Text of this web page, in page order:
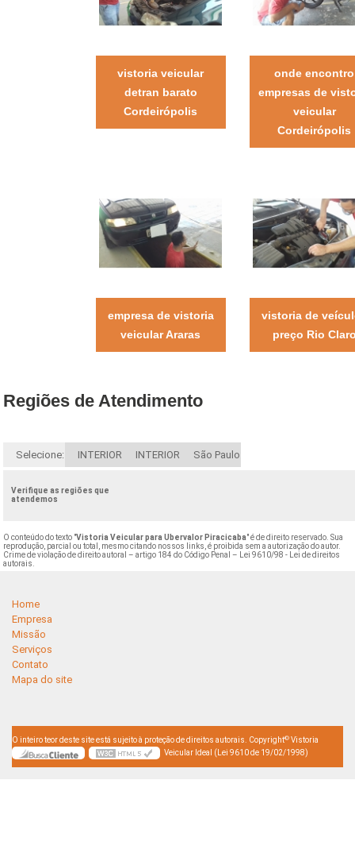
vistoria veicular
detran barato
Cordeirópolis
onde encontro
empresas de
veicular
Cordeirópolis
empresa de vistoria
veicular Araras
vistoria de
preço Rio
Regiões de Atendimento
Selecione: INTERIOR INTERIOR São Paulo
Verifique as regiões que
atendemos
O conteúdo do texto "Vistoria Veicular para Ubervalor Piracicaba" é de direito reservado. Sua
reprodução, parcial ou total, mesmo citando nossos links, é proibida sem a autorização do autor.
Crime de violação de direito autoral – artigo 184 do Código Penal –
Lei 9610/98 - Lei de direitos
autorais
Home
Empresa
Missão
Serviços
Contato
Mapa do site
O inteiro teor deste site está sujeito à proteção de direitos autorais. Copyright© Vistoria
Veicular Ideal (Lei 9610 de 19/02/1998)